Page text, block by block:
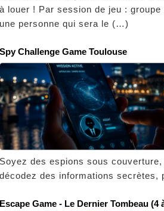
louer ! Par session de jeu : groupe
personne qui sera le (…)
Challenge Game Toulouse
des espions sous
des informations secrètes,
Game - Le Dernier Tombeau (4